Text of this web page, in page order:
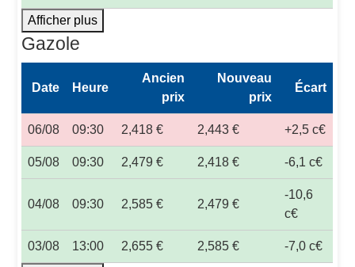
Afficher plus
Gazole
Date Heure
Ancien
prix
Nouveau
prix
Écart
06/08 09:30 2,418 € 2,443 € +2,5 c€
05/08 09:30 2,479 € 2,418 € -6,1 c€
04/08 09:30 2,585 € 2,479 €
-10,6
c€
03/08 13:00 2,655 € 2,585 € -7,0 c€